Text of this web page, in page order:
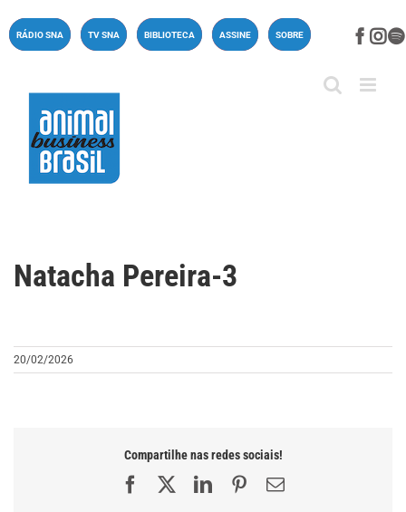
paraRÁDIO SNA TV SNA BIBLIOTECA ASSINE SOBRE
Natacha Pereira-3
20/02/2026
Compartilhe nas redes sociais!
FacebookLinkedInPinterest
E-